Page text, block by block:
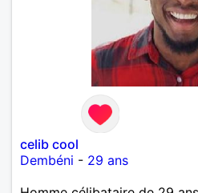
celib cool
Dembéni - 29 ans